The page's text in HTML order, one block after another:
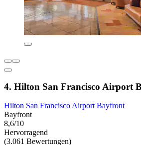
4. Hilton San Francisco Airport
Hilton San Francisco Airport Bayfront
Bayfront
8,6/10
Hervorragend
(3.061 Bewertungen)